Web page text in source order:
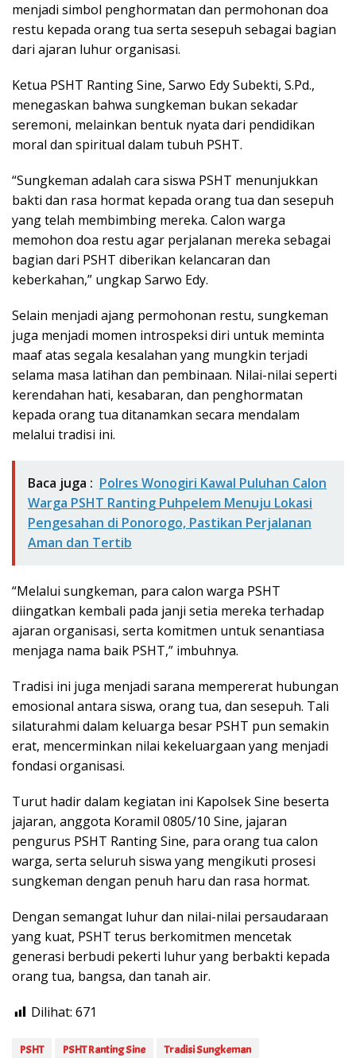
menjadi simbol penghormatan dan permohonan doa
restu kepada orang tua serta sesepuh sebagai bagian
dari ajaran luhur organisasi.
Ketua PSHT Ranting Sine, Sarwo Edy Subekti, S.Pd.,
menegaskan bahwa sungkeman bukan sekadar
seremoni, melainkan bentuk nyata dari pendidikan
moral dan spiritual dalam tubuh PSHT.
“Sungkeman adalah cara siswa PSHT menunjukkan
bakti dan rasa hormat kepada orang tua dan sesepuh
yang telah membimbing mereka. Calon warga
memohon doa restu agar perjalanan mereka sebagai
bagian dari PSHT diberikan kelancaran dan
keberkahan,” ungkap Sarwo Edy.
Selain menjadi ajang permohonan restu, sungkeman
juga menjadi momen introspeksi diri untuk meminta
maaf atas segala kesalahan yang mungkin terjadi
selama masa latihan dan pembinaan. Nilai-nilai seperti
kerendahan hati, kesabaran, dan penghormatan
kepada orang tua ditanamkan secara mendalam
melalui tradisi ini.
Baca juga : Polres Wonogiri Kawal Puluhan Calon
Warga PSHT Ranting Puhpelem Menuju Lokasi
Pengesahan di Ponorogo, Pastikan Perjalanan
Aman dan Tertib
“Melalui sungkeman, para calon warga PSHT
diingatkan kembali pada janji setia mereka terhadap
ajaran organisasi, serta komitmen untuk senantiasa
menjaga nama baik PSHT,” imbuhnya.
Tradisi ini juga menjadi sarana mempererat hubungan
emosional antara siswa, orang tua, dan sesepuh. Tali
silaturahmi dalam keluarga besar PSHT pun semakin
erat, mencerminkan nilai kekeluargaan yang menjadi
fondasi organisasi.
Turut hadir dalam kegiatan ini Kapolsek Sine beserta
jajaran, anggota Koramil 0805/10 Sine, jajaran
pengurus PSHT Ranting Sine, para orang tua calon
warga, serta seluruh siswa yang mengikuti prosesi
sungkeman dengan penuh haru dan rasa hormat.
Dengan semangat luhur dan nilai-nilai persaudaraan
yang kuat, PSHT terus berkomitmen mencetak
generasi berbudi pekerti luhur yang berbakti kepada
orang tua, bangsa, dan tanah air.
Dilihat: 671
PSHT PSHT Ranting Sine Tradisi Sungkeman